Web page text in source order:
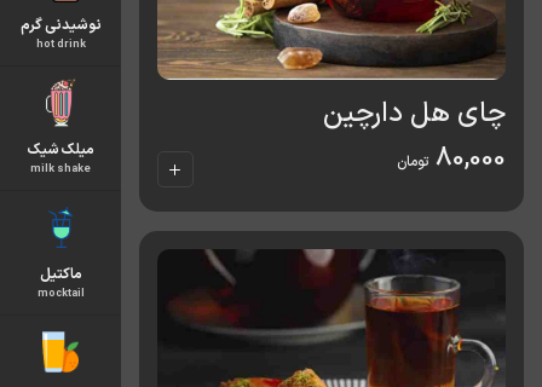
نوشیدنی گرم
hot drink
میلک شیک
milk shake
ماکتیل
mocktail
چای هل دارچین
80,000 تومان